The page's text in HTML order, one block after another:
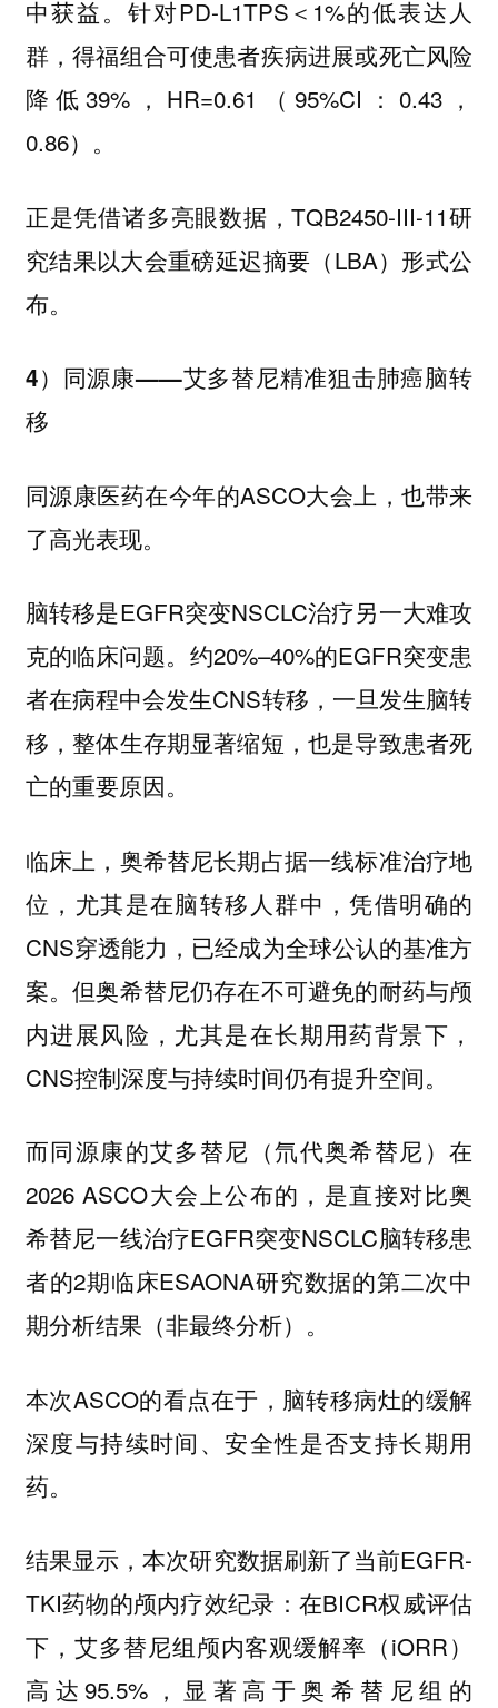
中获益。针对PD-L1TPS＜1%的低表达人
群，得福组合可使患者疾病进展或死亡风险
降低39%，HR=0.61（95%CI：0.43，
0.86）。
正是凭借诸多亮眼数据，TQB2450-III-11研
究结果以大会重磅延迟摘要（LBA）形式公
布。
4）同源康——艾多替尼精准狙击肺癌脑转
移
同源康医药在今年的ASCO大会上，也带来
了高光表现。
脑转移是EGFR突变NSCLC治疗另一大难攻
克的临床问题。约20%–40%的EGFR突变患
者在病程中会发生CNS转移，一旦发生脑转
移，整体生存期显著缩短，也是导致患者死
亡的重要原因。
临床上，奥希替尼长期占据一线标准治疗地
位，尤其是在脑转移人群中，凭借明确的
CNS穿透能力，已经成为全球公认的基准方
案。但奥希替尼仍存在不可避免的耐药与颅
内进展风险，尤其是在长期用药背景下，
CNS控制深度与持续时间仍有提升空间。
而同源康的艾多替尼（氘代奥希替尼）在
2026 ASCO大会上公布的，是直接对比奥
希替尼一线治疗EGFR突变NSCLC脑转移患
者的2期临床ESAONA研究数据的第二次中
期分析结果（非最终分析）。
本次ASCO的看点在于，脑转移病灶的缓解
深度与持续时间、安全性是否支持长期用
药。
结果显示，本次研究数据刷新了当前EGFR-
TKI药物的颅内疗效纪录：在BICR权威评估
下，艾多替尼组颅内客观缓解率（iORR）
高达95.5%，显著高于奥希替尼组的